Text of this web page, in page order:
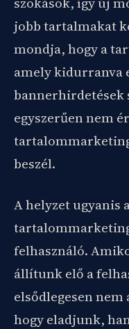
jobb tartalmakat
mondja, hogy a
amely kidurranva
bannerhirdetések
egyszerűen nem
beszél.
A helyzet ugyanis
felhasználó.
állítunk elő a
elsődlegesen nem
hogy eladjunk,